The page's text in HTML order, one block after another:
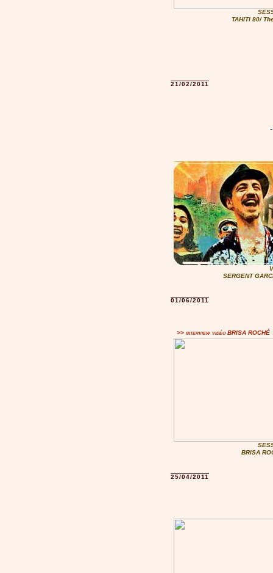
TAHITI 80/
21/02/2011
SERGENT
01/06/2011
>> interview vidéo BRISA ROCHÉ
BRISA
25/04/2011